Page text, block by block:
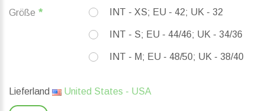
Größe INT - XS; EU - 42; UK - 32
INT - S; EU - 44/46; UK - 34/36
INT - M; EU - 48/50; UK - 38/40
Lieferland United States - USA